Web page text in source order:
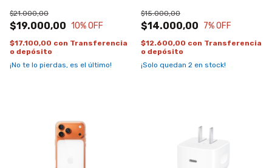
$19.000,00
$21.000,00
10% OFF
$17.100,00 con Transferencia
o depósito
¡No te lo pierdas, es el último!
$14.000,00
$15.000,00
7% OFF
$12.600,00 con Transferencia
o depósito
¡Solo quedan 2 en stock!